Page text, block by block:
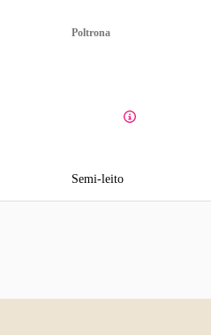
Poltrona
Semi-leito